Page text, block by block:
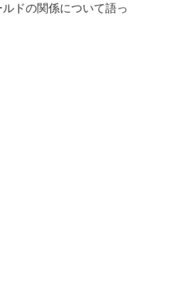
ドの関係について語っ
借金を帳消しにするためにイン